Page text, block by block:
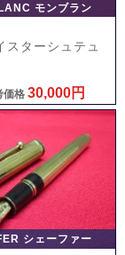
モンブラン
スターシュテュ
価格30,000円
シェーファー